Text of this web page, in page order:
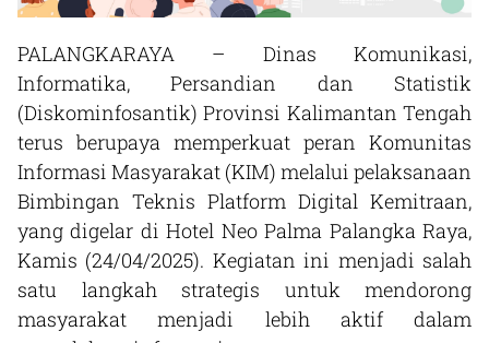
PALANGKARAYA – Dinas Komunikasi,
Informatika, Persandian dan Statistik
(Diskominfosantik) Provinsi Kalimantan Tengah
terus berupaya memperkuat peran Komunitas
Informasi Masyarakat (KIM) melalui pelaksanaan
Bimbingan Teknis Platform Digital Kemitraan,
yang digelar di Hotel Neo Palma Palangka Raya,
Kamis (24/04/2025). Kegiatan ini menjadi salah
satu langkah strategis untuk mendorong
masyarakat menjadi lebih aktif dalam